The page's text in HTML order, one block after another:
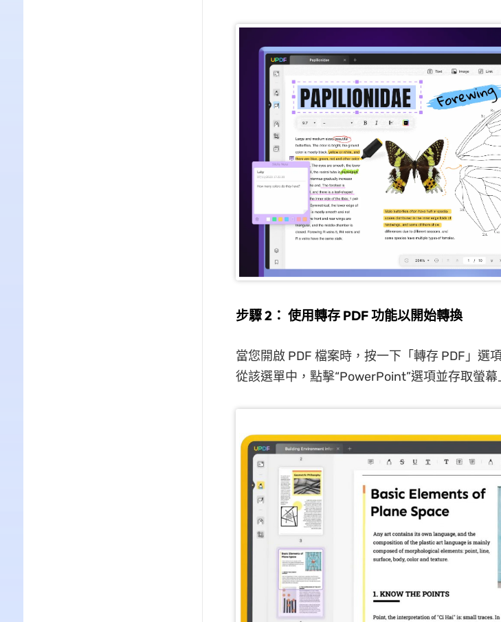
步驟 2： 使用轉存 PDF 功能以開始轉換
當您開啟 PDF 檔案時，按一下「轉存 PDF」選
從該選單中，點擊“PowerPoint”選項並存取螢幕